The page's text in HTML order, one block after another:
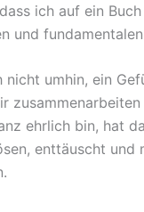
ich auf ein
und
umhin, ein
ehrlich bin, hat
enttäuscht und